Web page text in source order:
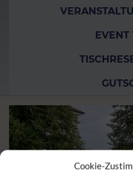
Cookie-
EVENT